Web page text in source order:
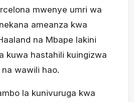
mwenye umri wa
ameanza kwa
na Mbape lakini
kuwa hastahili kuingizwa
wawili hao.
la kunivuruga kwa